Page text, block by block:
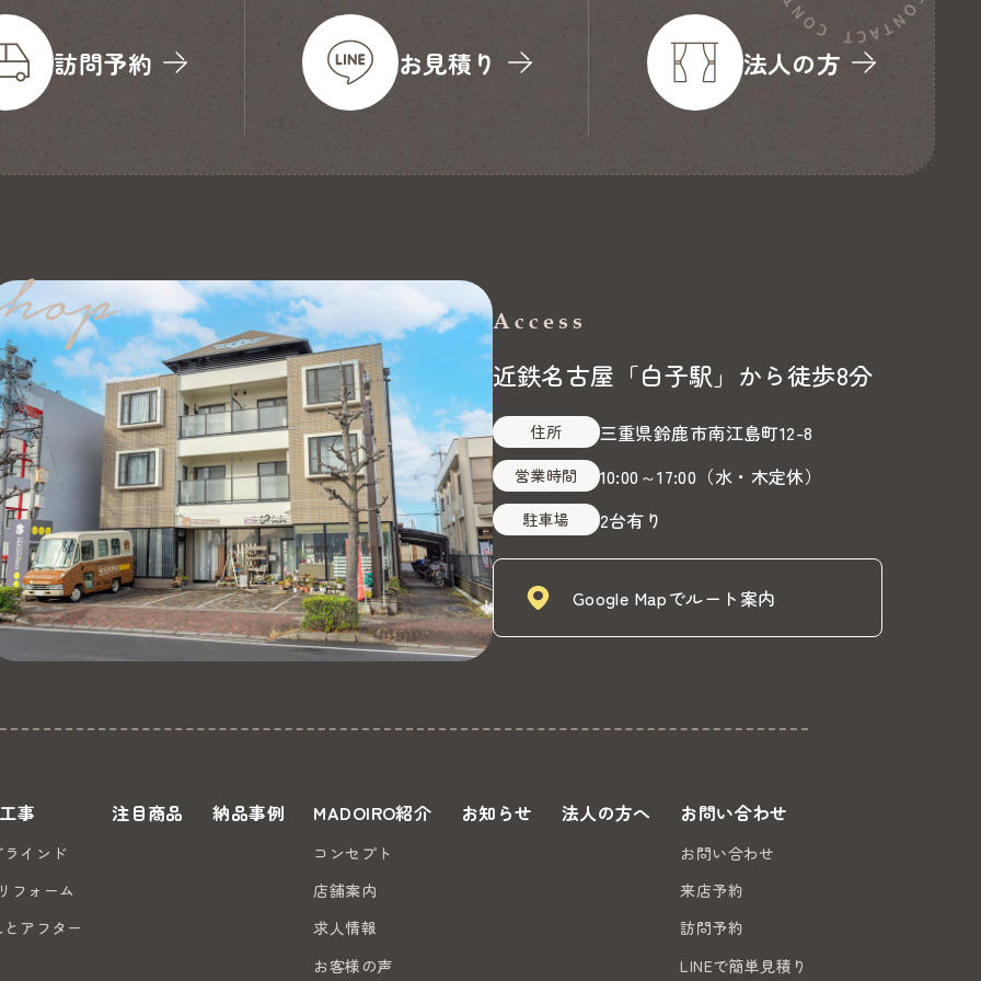
訪問予約 お見積り 法人の方
Access
近鉄名古屋「白子駅」から徒歩8分
住所 三重県鈴鹿市南江島町12-8
営業時間 10:00～17:00 （水・木定休）
駐車場 2台有り
Google Mapでルート案内
事
インド
フォーム
アフター
注目商品 納品事例 MADOIRO紹介
コンセプト
店舗案内
求人情報
お客様の声
お知らせ 法人の方へ お問い合わせ
お問い合わせ
来店予約
訪問予約
LINEで簡単見積り